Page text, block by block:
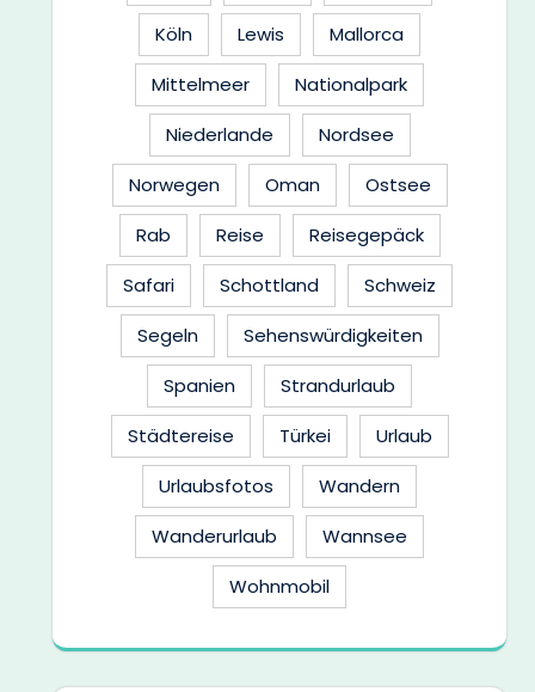
Köln
Lewis
Mallorca
Mittelmeer
Nationalpark
Niederlande
Nordsee
Norwegen
Oman
Ostsee
Rab
Reise
Reisegepäck
Safari
Schottland
Schweiz
Segeln
Sehenswürdigkeiten
Spanien
Strandurlaub
Städtereise
Türkei
Urlaub
Urlaubsfotos
Wandern
Wanderurlaub
Wannsee
Wohnmobil